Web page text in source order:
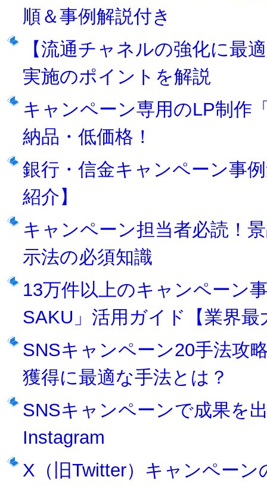
順＆事例解説付き
【流通チャネルの強化に最
実施のポイントを解説
キャンペーン専用のLP制作
納品・低価格！
銀行・信金キャンペーン事
紹介】
キャンペーン担当者必読！
示法の必須知識
13万件以上のキャンペーン
SAKU」活用ガイド【業界最
SNSキャンペーン20手法攻
獲得に最適な手法とは？
SNSキャンペーンで成果を
Instagram
X（旧Twitter）キャンペー